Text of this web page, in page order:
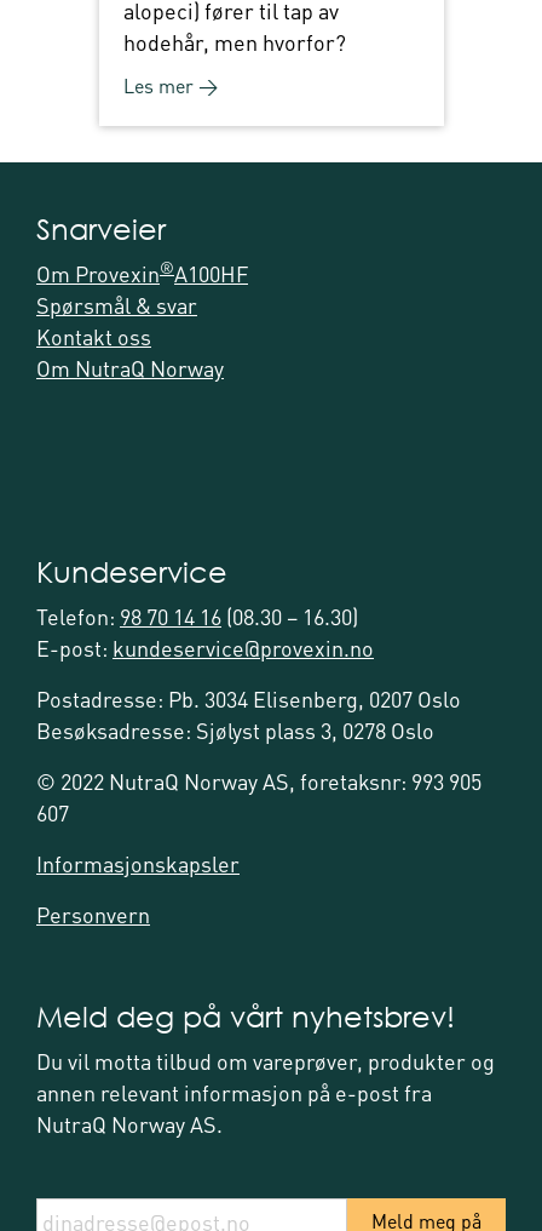
alopeci) fører til tap av
hodehår, men hvorfor?
Les mer →
Snarveier
Om Provexin®A100HF
Spørsmål & svar
Kontakt oss
Om NutraQ Norway
Kundeservice
Telefon: 98 70 14 16 (08.30 – 16.30)
E-post: kundeservice@provexin.no
Postadresse: Pb. 3034 Elisenberg, 0207 Oslo
Besøksadresse: Sjølyst plass 3, 0278 Oslo
© 2022 NutraQ Norway AS, foretaksnr: 993 905
607
Informasjonskapsler
Personvern
Meld deg på vårt nyhetsbrev!
Du vil motta tilbud om vareprøver, produkter og
annen relevant informasjon på e-post fra
NutraQ Norway AS.